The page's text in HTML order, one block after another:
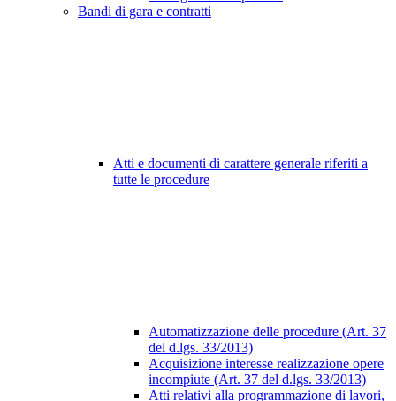
Bandi di gara e contratti
Atti e documenti di carattere generale riferiti a
tutte le procedure
Automatizzazione delle procedure (Art. 37
del d.lgs. 33/2013)
Acquisizione interesse realizzazione opere
incompiute (Art. 37 del d.lgs. 33/2013)
Atti relativi alla programmazione di lavori,